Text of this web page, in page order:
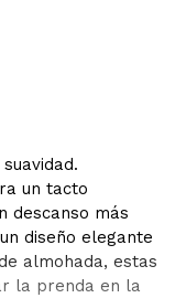
un tacto
descanso más
diseño elegante
almohada, estas
la prenda en la